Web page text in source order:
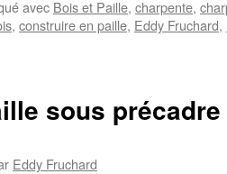
avec Bois et Paille, charpente,
, construire en paille, Eddy Fruchard,
sous précadre
Eddy Fruchard